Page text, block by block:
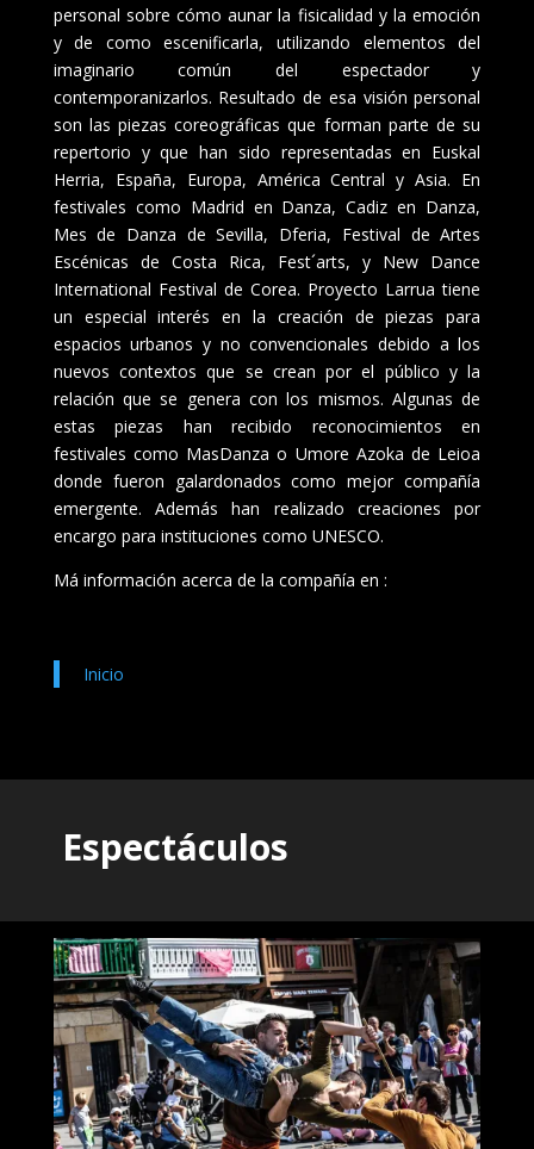
personal sobre cómo aunar la fisicalidad y la emoción
y de como escenificarla, utilizando elementos del
imaginario común del espectador y
contemporanizarlos. Resultado de esa visión personal
son las piezas coreográficas que forman parte de su
repertorio y que han sido representadas en Euskal
Herria, España, Europa, América Central y Asia. En
festivales como Madrid en Danza, Cadiz en Danza,
Mes de Danza de Sevilla, Dferia, Festival de Artes
Escénicas de Costa Rica, Fest´arts, y New Dance
International Festival de Corea. Proyecto Larrua tiene
un especial interés en la creación de piezas para
espacios urbanos y no convencionales debido a los
nuevos contextos que se crean por el público y la
relación que se genera con los mismos. Algunas de
estas piezas han recibido reconocimientos en
festivales como MasDanza o Umore Azoka de Leioa
donde fueron galardonados como mejor compañía
emergente. Además han realizado creaciones por
encargo para instituciones como UNESCO.
Má información acerca de la compañía en :
Inicio
Espectáculos